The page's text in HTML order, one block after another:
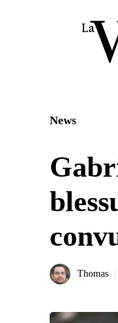
News
Thomas